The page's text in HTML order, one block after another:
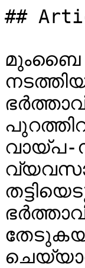
##
മുംബൈ:
വായ്പ-